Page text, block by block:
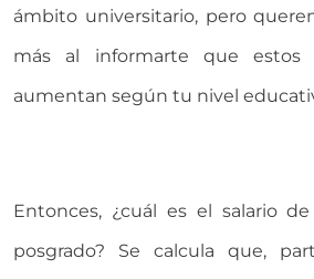
ámbito universitario, pero
más al informarte que estos
aumentan según tu nivel
Entonces, ¿cuál es el salario
posgrado? Se calcula que,